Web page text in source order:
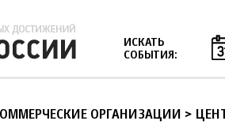
ИСКАТЬ
СОБЫТИЯ:
ОРГАНИЗАЦИИ >